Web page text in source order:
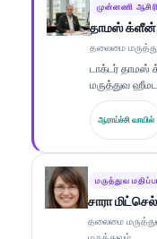
முன்னணி
தாமஸ் க்ளீன்,
தலைமை
டாக்டர் தாமஸ்
மருத்துவ
ஆய்வக
பகுப்பாய்வு
அனுபவம்
நோயறிதல்
மருத்துவம்
ஆராய்ச்சி வாயில்
மருத்துவ
சாரா
தலைமை